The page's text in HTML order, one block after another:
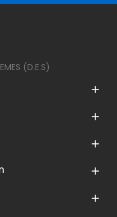
(D.E.S)




